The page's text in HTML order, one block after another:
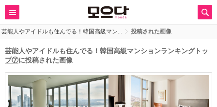
芸能人やアイドルも住んでる！韓国高級マン… 投稿された画像
芸能人やアイドルも住んでる！韓国高級マンションランキングトッ
プ⑦に投稿された画像